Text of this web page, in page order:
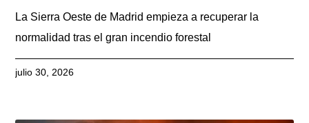
La Sierra Oeste de Madrid empieza a recuperar la
normalidad tras el gran incendio forestal
julio 30, 2026